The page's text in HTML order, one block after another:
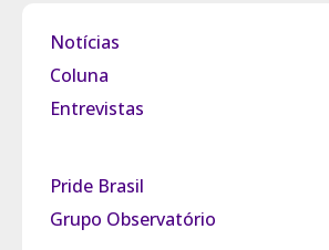
Notícias
Coluna
Entrevistas
Pride Brasil
Grupo Observatório